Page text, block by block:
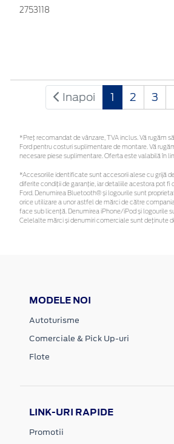
2753118
Inapoi 1 2 3
*Preţ recomandat de vânzare, TVA inclus. Vă rugăm
Ford pentru costuri suplimentare de montare. Vă
necesare piese suplimentare. Oferta este valabilă în
*Accesoriile identificate sunt accesorii alese cu grijă
diferite condiții de garanție, iar detaliile acestora pot fi
Ford. Denumirea Bluetooth® și logourile sunt
orice utilizare a unor astfel de mărci de către
face sub licență. Denumirea iPhone/iPod și logourile
Celelalte mărci și denumiri comerciale sunt deținute
MODELE NOI
Autoturisme
Comerciale & Pick Up-uri
Flote
LINK-URI RAPIDE
Promotii